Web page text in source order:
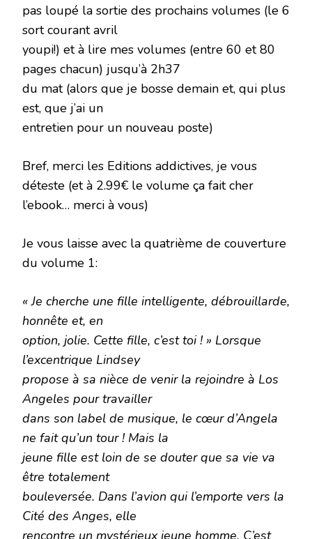
pas loupé la sortie des prochains volumes (le 6
sort courant avril
youpi!) et à lire mes volumes (entre 60 et 80
pages chacun) jusqu’à 2h37
du mat (alors que je bosse demain et, qui plus
est, que j’ai un
entretien pour un nouveau poste)
Bref, merci les Editions addictives, je vous
déteste (et à 2.99€ le volume ça fait cher
l’ebook… merci à vous)
Je vous laisse avec la quatrième de couverture
du volume 1:
« Je cherche une fille intelligente, débrouillarde,
honnête et, en
option, jolie. Cette fille, c’est toi ! » Lorsque
l’excentrique Lindsey
propose à sa nièce de venir la rejoindre à Los
Angeles pour travailler
dans son label de musique, le cœur d’Angela
ne fait qu’un tour ! Mais la
jeune fille est loin de se douter que sa vie va
être totalement
bouleversée. Dans l’avion qui l’emporte vers la
Cité des Anges, elle
rencontre un mystérieux jeune homme. C’est